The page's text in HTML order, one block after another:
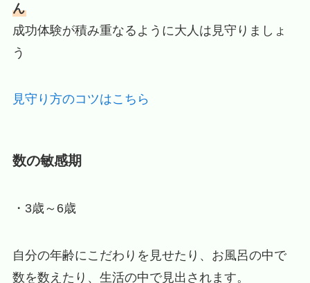
ん
成功体験が積み重なるように大人は見守りましょ
う
見守り方のコツはこちら
数の敏感期
・3歳～6歳
自分の年齢にこだわりを見せたり、お風呂の中で
数を数えたり、生活の中で見出されます。